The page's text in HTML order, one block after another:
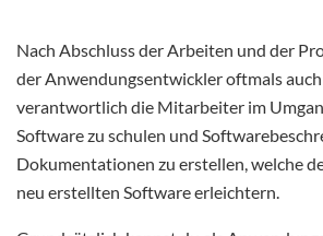
Nach Abschluss der Arbeiten und der
der Anwendungsentwickler oftmals
verantwortlich die Mitarbeiter im
Software zu schulen und
Dokumentationen zu erstellen, welche
neu erstellten Software erleichtern.